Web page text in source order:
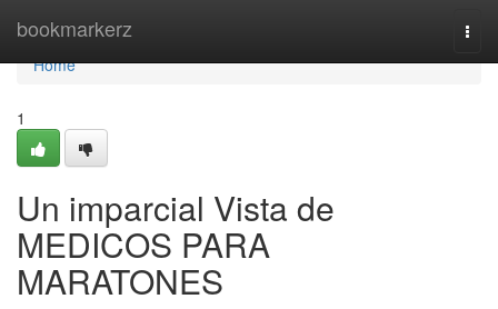
bookmarkerz
Home
Home
1
Un imparcial Vista de
MEDICOS PARA
MARATONES